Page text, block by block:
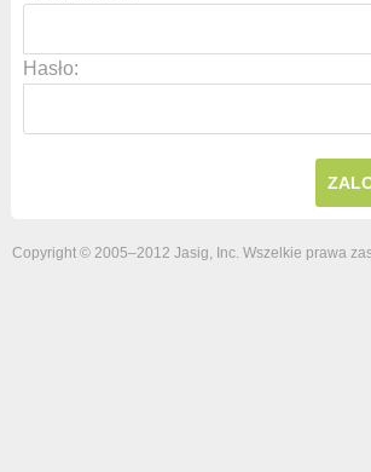
Hasło:
Copyright © 2005–2012 Jasig, Inc. Wszelkie prawa